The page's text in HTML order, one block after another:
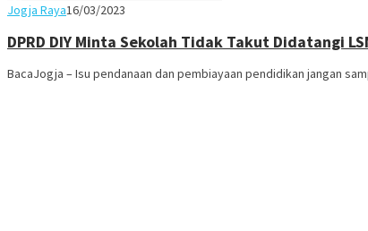
Jogja RayaJuno
16/03/2023
DPRD DIY Minta Sekolah Tidak Takut Didatangi
BacaJogja – Isu pendanaan dan pembiayaan pendidikan jangan